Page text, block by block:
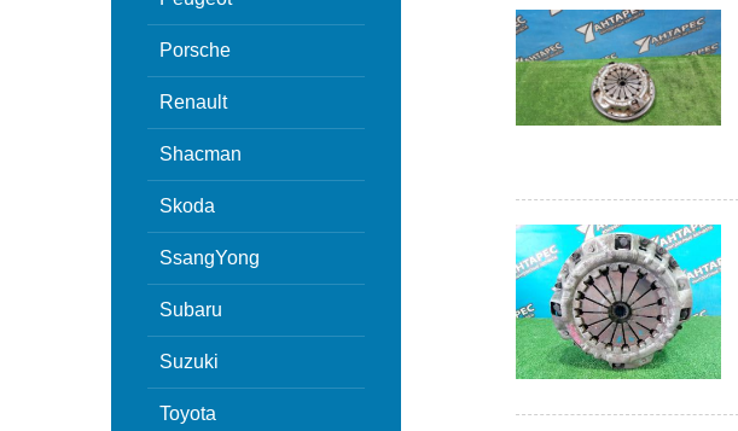
Porsche
Renault
Shacman
Skoda
SsangYong
Subaru
Suzuki
Toyota